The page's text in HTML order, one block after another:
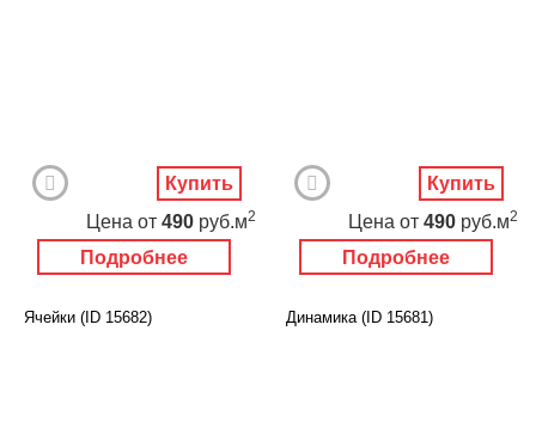
Подробнее
Цена от 490 руб.м2
Купить
Подробнее
Цена от 490 руб.м2
Купить
Ячейки (ID 15682) Динамика (ID 15681)